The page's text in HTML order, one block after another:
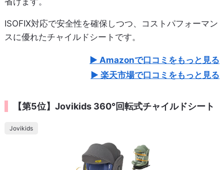
ISOFIX対応で安全性を確保しつつ、コストパフォーマン
スに優れたチャイルドシートです。
Amazonで口コミをもっと見る
楽天市場で口コミをもっと見る
【第5位】Jovikids 360°回転式チャイルドシート
Jovikids